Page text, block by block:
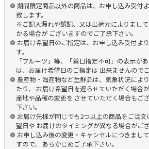
期間限定商品以外の商品は、お申し込み受付
致します。
※ご記入漏れや誤記、又は出荷元によりまし
かる場合が ございますのでご了承下さい。
お届け希望日のご指定は、お申し込み受付よ
す。
「フルーツ」等、「着日指定不可」の表示が
は、お届け希望日のご指定は 出来ませんので
農産物・海産物など生鮮品は、気象状況によ
たり、 お届け希望日を遅らせていただく場合
産地や品種の変更を させていただく場合もご
下さい。
お届け先様が同じでも2つ以上の商品をご注
望日や お届けのタイミングが異なる場合がござ
お申し込み後の変更・キャンセルにつきまし
すので、 あらかじめご了承下さい。